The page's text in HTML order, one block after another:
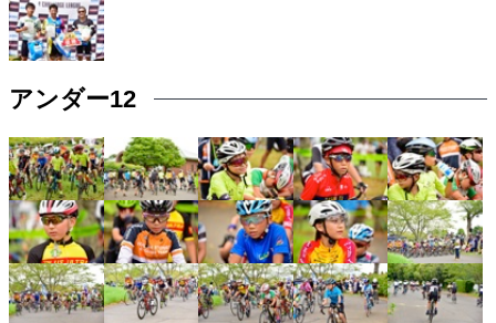
アンダー12